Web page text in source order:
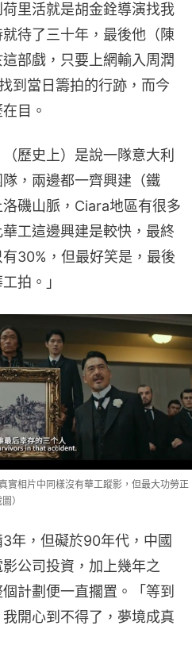
里活就是胡金銓導演找我
待了三十年，最後他（陳
部戲，只要上網輸入周潤
到當日籌拍的行跡，而今
目。
歷史上）是說一隊意大利
，兩邊都一齊興建（鐵
磯山脈，Ciara地區有很多
工這邊興建是較快，最終
30%，但最好笑是，最後
拍。」
實相片中同樣沒有華工蹤影，但最大功勞正
）
年，但礙於90年代，中國
公司投資，加上幾年之
計劃便一直擱置。「等到
開心到不得了，夢境成真